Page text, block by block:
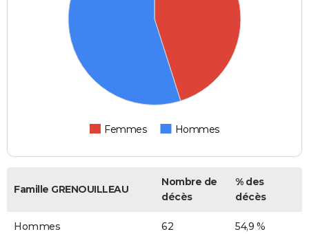
Femmes Hommes
Famille GRENOUILLEAU
Nombre de
décès
% des
décès
Hommes 62 54,9 %